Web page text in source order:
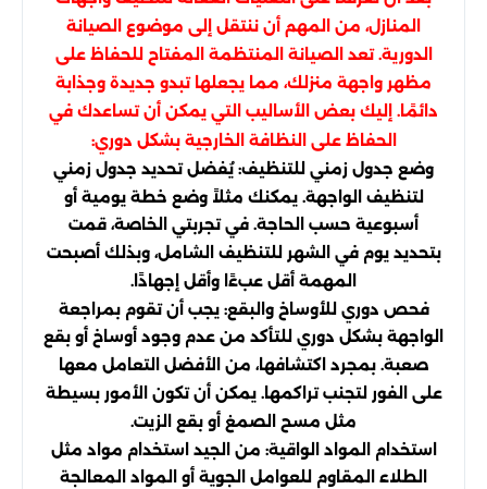
المنازل، من المهم أن ننتقل إلى موضوع الصيانة
الدورية. تعد الصيانة المنتظمة المفتاح للحفاظ على
مظهر واجهة منزلك، مما يجعلها تبدو جديدة وجذابة
دائمًا. إليك بعض الأساليب التي يمكن أن تساعدك في
الحفاظ على النظافة الخارجية بشكل دوري:
وضع جدول زمني للتنظيف: يُفضل تحديد جدول زمني
لتنظيف الواجهة. يمكنك مثلاً وضع خطة يومية أو
أسبوعية حسب الحاجة. في تجربتي الخاصة، قمت
بتحديد يوم في الشهر للتنظيف الشامل، وبذلك أصبحت
المهمة أقل عبءًا وأقل إجهادًا.
فحص دوري للأوساخ والبقع: يجب أن تقوم بمراجعة
الواجهة بشكل دوري للتأكد من عدم وجود أوساخ أو بقع
صعبة. بمجرد اكتشافها، من الأفضل التعامل معها
على الفور لتجنب تراكمها. يمكن أن تكون الأمور بسيطة
مثل مسح الصمغ أو بقع الزيت.
استخدام المواد الواقية: من الجيد استخدام مواد مثل
الطلاء المقاوم للعوامل الجوية أو المواد المعالجة